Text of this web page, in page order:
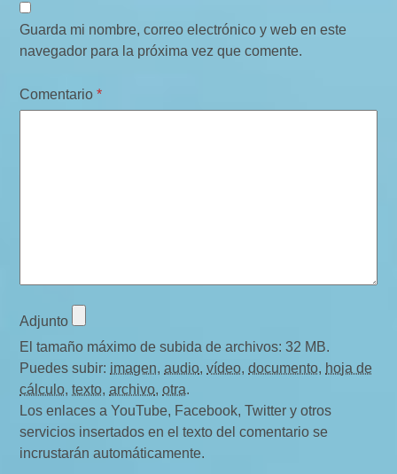
Guarda mi nombre, correo electrónico y web en este
navegador para la próxima vez que comente.
Comentario*
Adjunto
El tamaño máximo de subida de archivos: 32 MB.
Puedes subir: imagen,audio,vídeo,documento, hoja de
cálculo,texto,archivo,otra.
Los enlaces a YouTube, Facebook, Twitter y otros
servicios insertados en el texto del comentario se
incrustarán automáticamente.